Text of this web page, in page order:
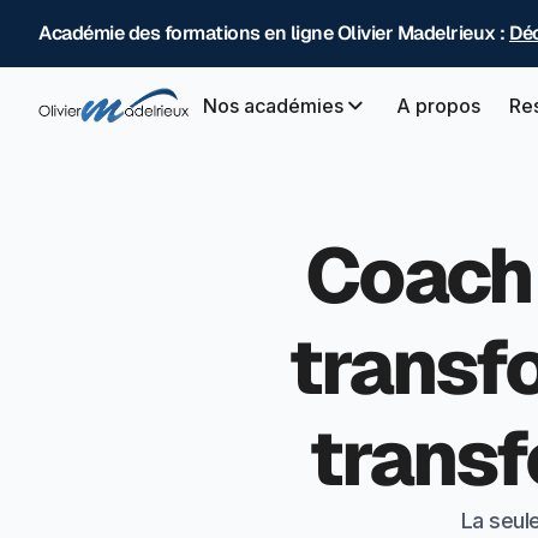
Académie des formations en ligne Olivier Madelrieux :
Nos académies A propos
La